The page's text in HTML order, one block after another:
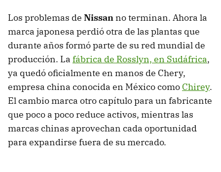
Los problemas de Nissan no terminan. Ahora la
marca japonesa perdió otra de las plantas que
durante años formó parte de su red mundial de
producción. La fábrica de Rosslyn, en Sudáfrica,
ya quedó oficialmente en manos de Chery,
empresa china conocida en México como Chirey.
El cambio marca otro capítulo para un fabricante
que poco a poco reduce activos, mientras las
marcas chinas aprovechan cada oportunidad
para expandirse fuera de su mercado.